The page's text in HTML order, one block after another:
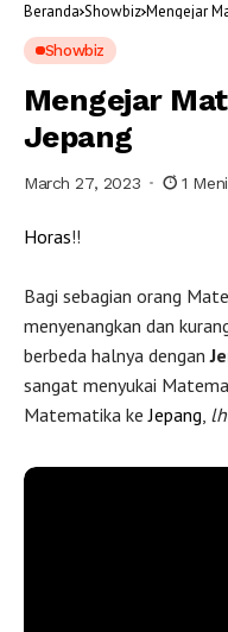
Beranda Showbiz Mengejar
Showbiz
Mengejar
Jepang
March 27, 2023 1
Horas!!
Bagi sebagian orang
menyenangkan dan
berbeda halnya dengan
sangat menyukai
Matematika keJepang,